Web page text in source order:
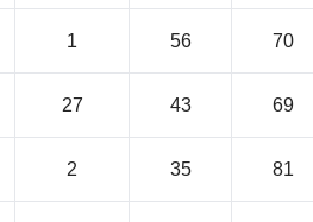
1 56 70
27 43 69
2 35 81